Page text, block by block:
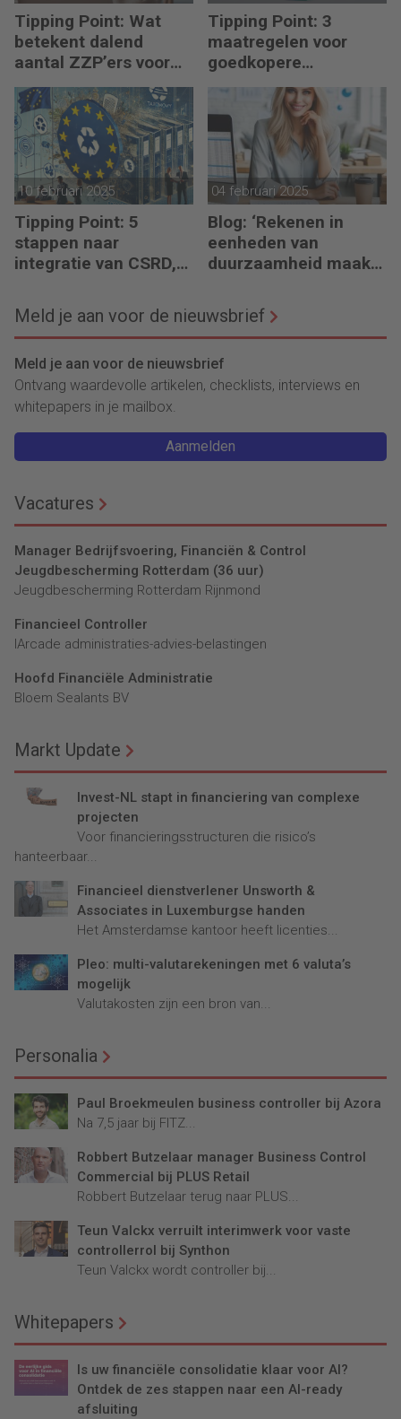
Tipping Point: Wat
betekent dalend
aantal ZZP’ers voor
financiële planning?
Tipping Point: 3
maatregelen voor
goedkopere
financiering (om te
verduurzamen)
10 februari 2025
Tipping Point: 5
stappen naar
integratie van CSRD,
04 februari 2025
Blog: ‘Rekenen in
eenheden van
duurzaamheid maakt
Meld je aan voor de nieuwsbrief
Meld je aan voor de nieuwsbrief
Ontvang waardevolle artikelen, checklists, interviews en
whitepapers in je mailbox.
Aanmelden
Vacatures
Manager Bedrijfsvoering, Financiën & Control
Jeugdbescherming Rotterdam (36 uur)
Jeugdbescherming Rotterdam Rijnmond
Financieel Controller
lArcade administraties-advies-belastingen
Hoofd Financiële Administratie
Bloem Sealants BV
Markt Update
Invest-NL stapt in financiering van complexe
projecten
Voor financieringsstructuren die risico’s
hanteerbaar...
Financieel dienstverlener Unsworth &
Associates in Luxemburgse handen
Het Amsterdamse kantoor heeft licenties...
Pleo: multi-valutarekeningen met 6 valuta’s
mogelijk
Valutakosten zijn een bron van...
Personalia
Paul Broekmeulen business controller bij Azora
Na 7,5 jaar bij FITZ...
Robbert Butzelaar manager Business Control
Commercial bij PLUS Retail
Robbert Butzelaar terug naar PLUS...
Teun Valckx verruilt interimwerk voor vaste
controllerrol bij Synthon
Teun Valckx wordt controller bij...
Whitepapers
Is uw financiële consolidatie klaar voor AI?
Ontdek de zes stappen naar een AI-ready
afsluiting